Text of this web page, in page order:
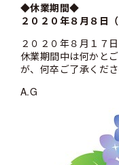
◆休業期間◆
２０２０年８月８日
２０２０年８月１７
休業期間中は何かと
が、何卒ご了承くだ
A.G